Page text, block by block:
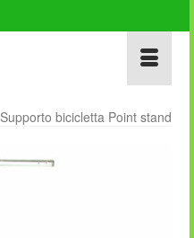
Supporto bicicletta Point stand